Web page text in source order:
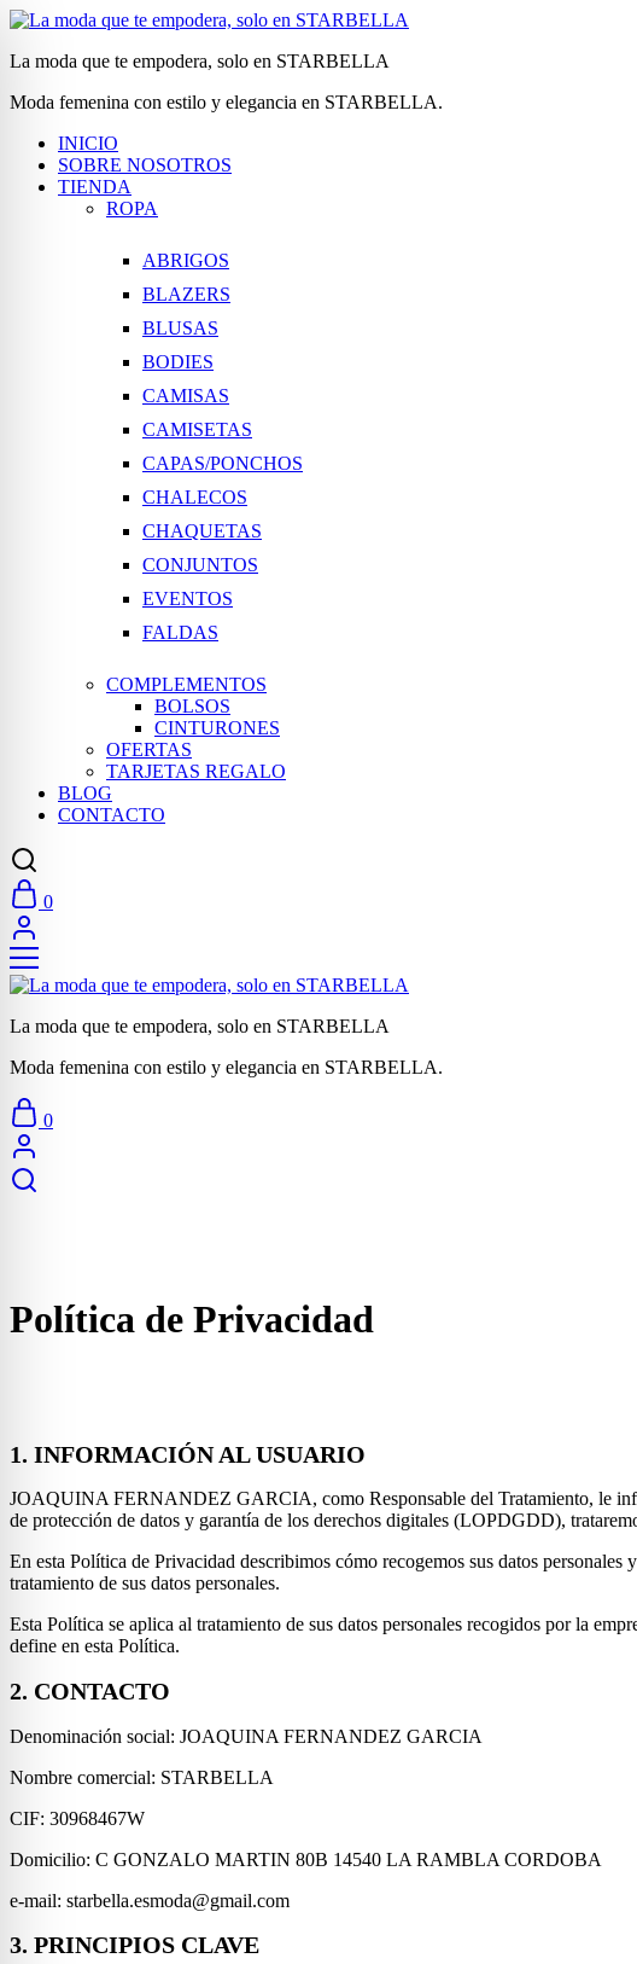
La moda que te empodera, solo en STARBELLA
Moda femenina con estilo y elegancia en STARBELLA.
INICIO
SOBRE NOSOTROS
TIENDA
ROPA
ABRIGOS
BLAZERS
BLUSAS
BODIES
CAMISAS
CAMISETAS
CAPAS/PONCHOS
CHALECOS
CHAQUETAS
CONJUNTOS
EVENTOS
FALDAS
COMPLEMENTOS
BOLSOS
CINTURONES
OFERTAS
TARJETAS REGALO
BLOG
CONTACTO
0
La moda que te empodera, solo en STARBELLA
Moda femenina con estilo y elegancia en STARBELLA.
0
Política de Privacidad
1. INFORMACIÓN AL USUARIO
JOAQUINA FERNANDEZ GARCIA, como Responsable del Tratamiento, le
de protección de datos y garantía de los derechos digitales (LOPDGDD),
En esta Política de Privacidad describimos cómo recogemos sus datos
tratamiento de sus datos personales.
Esta Política se aplica al tratamiento de sus datos personales recogidos por la
define en esta Política.
2. CONTACTO
Denominación social: JOAQUINA FERNANDEZ GARCIA
Nombre comercial: STARBELLA
CIF: 30968467W
Domicilio: C GONZALO MARTIN 80B 14540 LA RAMBLA CORDOBA
e-mail: starbella.esmoda@gmail.com
3. PRINCIPIOS CLAVE